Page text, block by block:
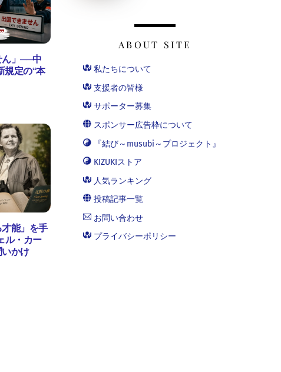
ん」──中
規定の“本
能」を手
ル・カー
かけ
ABOUT SITE
私たちについて
支援者の皆様
サポーター募集
スポンサー広告枠について
『結び～musubi～プロジェクト』
KIZUKIストア
人気ランキング
投稿記事一覧
お問い合わせ
プライバシーポリシー